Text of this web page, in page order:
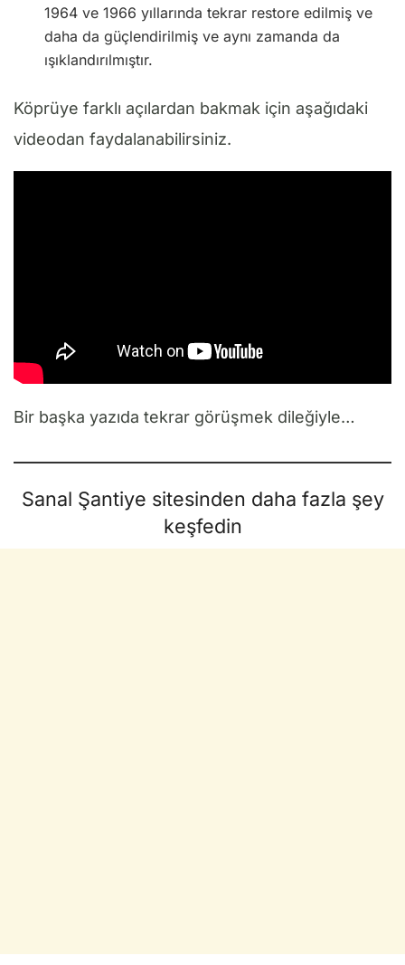
1964 ve 1966 yıllarında tekrar restore edilmiş ve
daha da güçlendirilmiş ve aynı zamanda da
ışıklandırılmıştır.
Köprüye farklı açılardan bakmak için aşağıdaki
videodan faydalanabilirsiniz.
Bir başka yazıda tekrar görüşmek dileğiyle…
Sanal Şantiye sitesinden daha fazla şey
keşfedin